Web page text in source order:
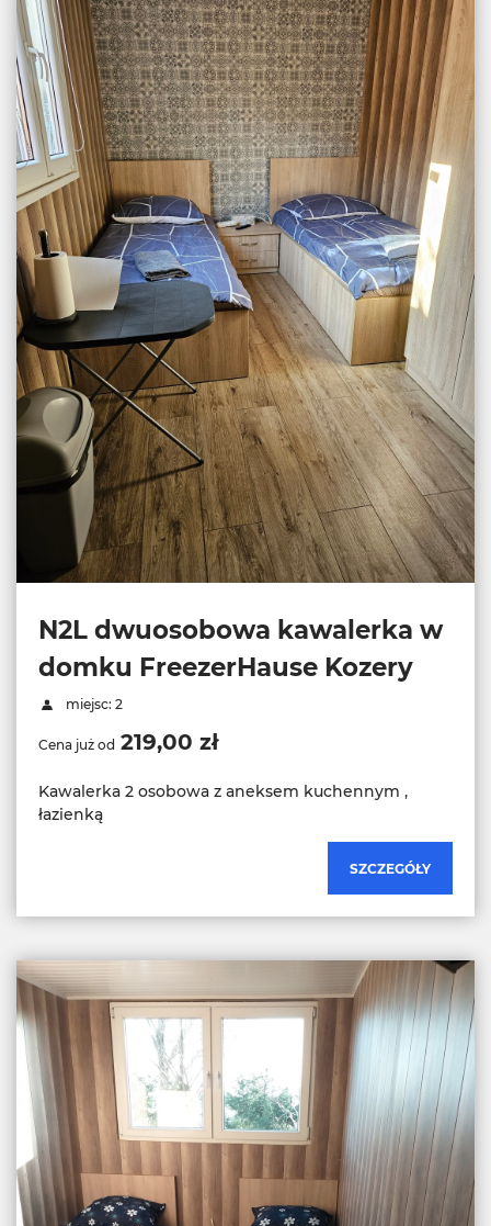
N2L dwuosobowa kawalerka w
domku FreezerHause Kozery
miejsc: 2
Cena już od 219,00 zł
Kawalerka 2 osobowa z aneksem kuchennym ,
łazienką
SZCZEGÓŁY